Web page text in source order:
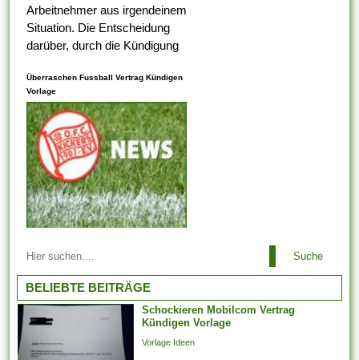
Arbeitnehmer aus irgendeinem
Situation. Die Entscheidung
darüber, durch die Kündigung
ungerecht ist , alternativ nicht,
liegt bei dem
Arbeitsaufsichtsbeamten oder
vom Ermessen des...
Überraschen Fussball Vertrag Kündigen
Vorlage
Arbeitgeber ist es es
untersagt, irgendeinen
Arbeitnehmer zu entlassen,
der aufgrund der Teilnahme an
Arbeitstreffen und der Layout
von Arbeitsforderungen
Suche
BELIEBTE BEITRÄGE
Schockieren Mobilcom Vertrag
Kündigen Vorlage
Vorlage Ideen